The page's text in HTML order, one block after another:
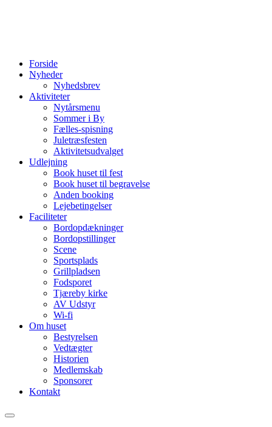
Forside
Nyheder
Nyhedsbrev
Aktiviteter
Nytårsmenu
Sommer i By
Fælles-spisning
Juletræsfesten
Aktivitetsudvalget
Udlejning
Book huset til fest
Book huset til begravelse
Anden booking
Lejebetingelser
Faciliteter
Bordopdækninger
Bordopstillinger
Scene
Sportsplads
Grillpladsen
Fodsporet
Tjæreby kirke
AV Udstyr
Wi-fi
Om huset
Bestyrelsen
Vedtægter
Historien
Medlemskab
Sponsorer
Kontakt